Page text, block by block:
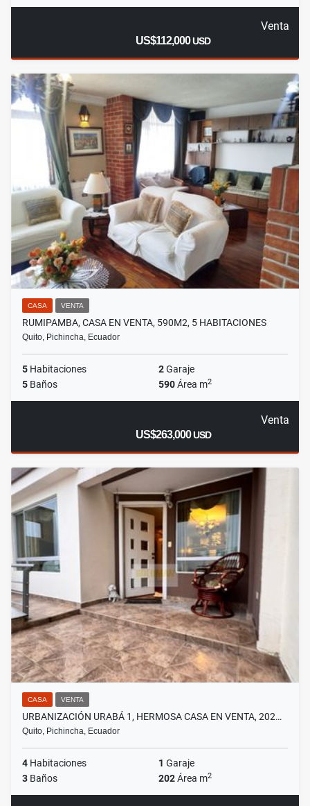
Venta
US$112,000USD
CASA VENTA
RUMIPAMBA, CASA EN VENTA, 590M2, 5 HABITACIONES
Quito, Pichincha, Ecuador
5 Habitaciones 2Garaje
5 Baños 590Área m2
Venta
US$263,000USD
CASA VENTA
URBANIZACIÓN URABÁ 1, HERMOSA CASA EN VENTA, 202…
Quito, Pichincha, Ecuador
4 Habitaciones 1 Garaje
3 Baños 202Área m2